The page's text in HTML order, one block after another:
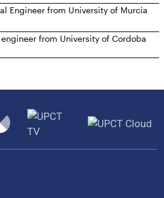
Engineer from University of Murcia
from University of Cordoba